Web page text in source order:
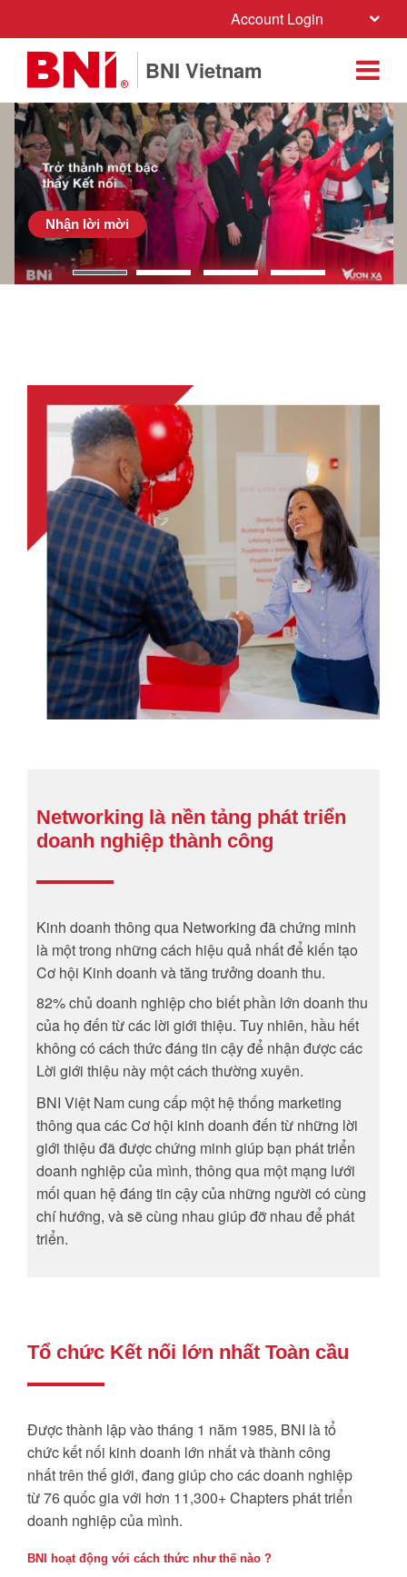
Account Login
BNI Vietnam
Nhận lời mời
Networking là nền tảng phát triển
doanh nghiệp thành công
Kinh doanh thông qua Networking đã chứng minh
là một trong những cách hiệu quả nhất để kiến tạo
Cơ hội Kinh doanh và tăng trưởng doanh thu.
82% chủ doanh nghiệp cho biết phần lớn doanh thu
của họ đến từ các lời giới thiệu. Tuy nhiên, hầu hết
không có cách thức đáng tin cậy để nhận được các
Lời giới thiệu này một cách thường xuyên.
BNI Việt Nam cung cấp một hệ thống marketing
thông qua các Cơ hội kinh doanh đến từ những lời
giới thiệu đã được chứng minh giúp bạn phát triển
doanh nghiệp của mình, thông qua một mạng lưới
mối quan hệ đáng tin cậy của những người có cùng
chí hướng, và sẽ cùng nhau giúp đỡ nhau để phát
triển.
Tổ chức Kết nối lớn nhất Toàn cầu
Được thành lập vào tháng 1 năm 1985, BNI là tổ
chức kết nối kinh doanh lớn nhất và thành công
nhất trên thế giới, đang giúp cho các doanh nghiệp
từ 76 quốc gia với hơn 11,300+ Chapters phát triển
doanh nghiệp của mình.
BNI hoạt động với cách thức như thế nào ?